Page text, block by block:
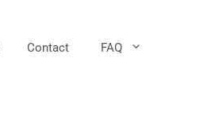
Contact FAQ